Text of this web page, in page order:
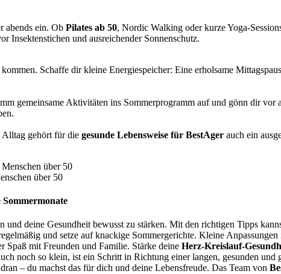
abends ein. Ob Pilates ab 50, Nordic Walking oder kurze Yoga-
Insektenstichen und ausreichender Sonnenschutz.
Schaffe dir kleine Energiespeicher: Eine erholsame
gemeinsame Aktivitäten ins Sommerprogramm auf und gönn dir
Alltag gehört für die gesunde Lebensweise für BestAger auch ein
über 50
und deine Gesundheit bewusst zu stärken. Mit den richtigen Tipps
und setze auf knackige Sommergerichte. Kleine
Spaß mit Freunden und Familie. Stärke deine Herz-Kreislauf-
noch so klein, ist ein Schritt in Richtung einer langen, gesunden
– du machst das für dich und deine Lebensfreude. Das Team von